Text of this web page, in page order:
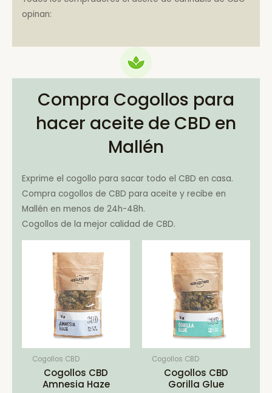
opinan:
Compra Cogollos para
hacer aceite de CBD en
Mallén
Exprime el cogollo para sacar todo el CBD en casa.
Compra cogollos de CBD para aceite y recibe en
Mallén en menos de 24h-48h.
Cogollos de la mejor calidad de CBD.
Cogollos CBD
Cogollos CBD
Amnesia Haze
Cogollos CBD
Cogollos CBD
Gorilla Glue